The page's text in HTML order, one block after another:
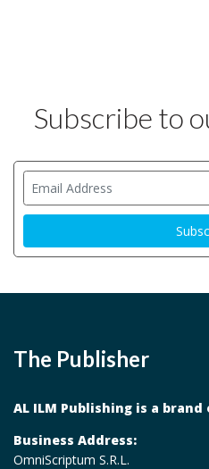
Subscribe to
The Publisher
AL ILM Publishing is a brand
Business Address:
OmniScriptum S.R.L.